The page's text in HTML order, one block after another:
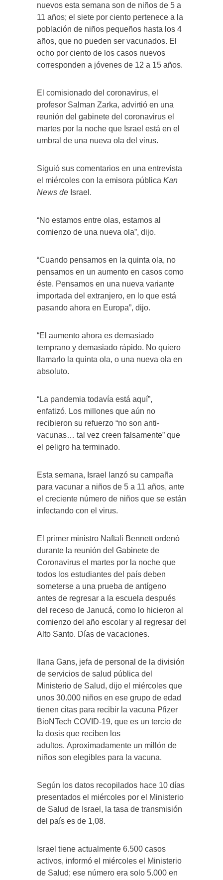
nuevos esta semana son de niños de 5 a
11 años; el siete por ciento pertenece a la
población de niños pequeños hasta los 4
años, que no pueden ser vacunados. El
ocho por ciento de los casos nuevos
corresponden a jóvenes de 12 a 15 años.
El comisionado del coronavirus, el
profesor Salman Zarka, advirtió en una
reunión del gabinete del coronavirus el
martes por la noche que Israel está en el
umbral de una nueva ola del virus.
Siguió sus comentarios en una entrevista
el miércoles con la emisora ​​pública Kan
News de Israel.
“No estamos entre olas, estamos al
comienzo de una nueva ola”, dijo.
“Cuando pensamos en la quinta ola, no
pensamos en un aumento en casos como
éste. Pensamos en una nueva variante
importada del extranjero, en lo que está
pasando ahora en Europa”, dijo.
“El aumento ahora es demasiado
temprano y demasiado rápido. No quiero
llamarlo la quinta ola, o una nueva ola en
absoluto.
“La pandemia todavía está aquí”,
enfatizó. Los millones que aún no
recibieron su refuerzo “no son anti-
vacunas… tal vez creen falsamente” que
el peligro ha terminado.
Esta semana, Israel lanzó su campaña
para vacunar a niños de 5 a 11 años, ante
el creciente número de niños que se están
infectando con el virus.
El primer ministro Naftali Bennett ordenó
durante la reunión del Gabinete de
Coronavirus el martes por la noche que
todos los estudiantes del país deben
someterse a una prueba de antígeno
antes de regresar a la escuela después
del receso de Janucá, como lo hicieron al
comienzo del año escolar y al regresar del
Alto Santo. Días de vacaciones.
Ilana Gans, jefa de personal de la división
de servicios de salud pública del
Ministerio de Salud, dijo el miércoles que
unos 30.000 niños en ese grupo de edad
tienen citas para recibir la vacuna Pfizer
BioNTech COVID-19, que es un tercio de
la dosis que reciben los
adultos. Aproximadamente un millón de
niños son elegibles para la vacuna.
Según los datos recopilados hace 10 días
presentados el miércoles por el Ministerio
de Salud de Israel, la tasa de transmisión
del país es de 1,08.
Israel tiene actualmente 6.500 casos
activos, informó el miércoles el Ministerio
de Salud; ese número era solo 5.000 en